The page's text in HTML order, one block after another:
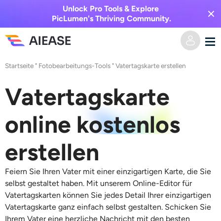
Unlock Pro Tools & Explore
PicLumen's Thriving Community.
Heim
KI-Video
Text zu Video
Bild zu Video
Videoeffekte
KI-Kuss-Generator
Videoeffekte
KI-Bild
Bild zu Bild
Text zu Bild
KI-Werkzeuge
Foto-Editor & -Creator
Auszeichnung
Startseite " Fotobearbeitungs-Tools "Vatertagskarte erstellen
Vatertagskarte
online kostenlos
erstellen
Feiern Sie Ihren Vater mit einer einzigartigen Karte, die Sie
selbst gestaltet haben. Mit unserem Online-Editor für
Vatertagskarten können Sie jedes Detail Ihrer einzigartigen
Vatertagskarte ganz einfach selbst gestalten. Schicken Sie
Ihrem Vater eine herzliche Nachricht mit den besten